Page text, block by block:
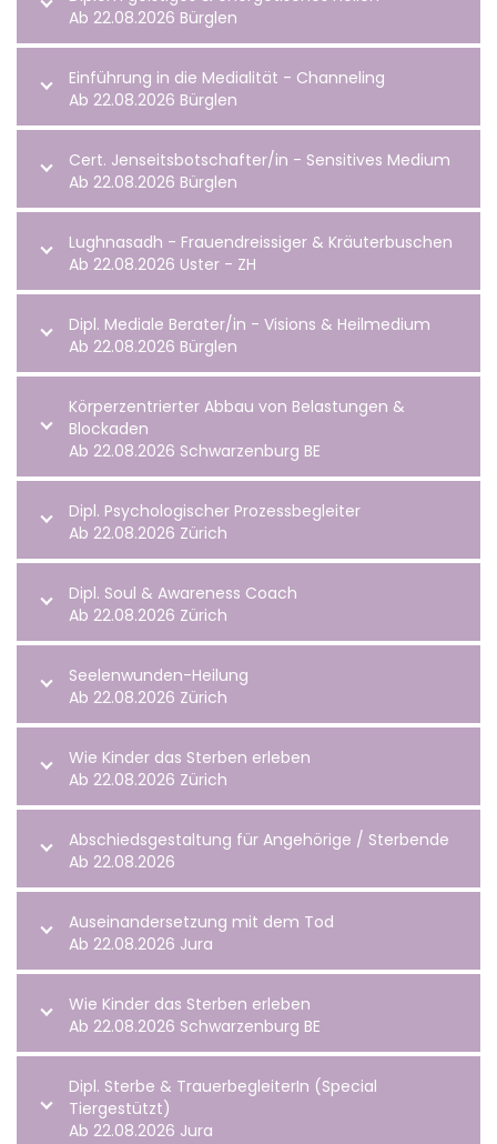
Ab 22.08.2026 Bürglen
Einführung in die Medialität - Channeling
Ab 22.08.2026 Bürglen
Cert. Jenseitsbotschafter/in - Sensitives Medium
Ab 22.08.2026 Bürglen
Lughnasadh - Frauendreissiger & Kräuterbuschen
Ab 22.08.2026 Uster - ZH
Dipl. Mediale Berater/in - Visions & Heilmedium
Ab 22.08.2026 Bürglen
Körperzentrierter Abbau von Belastungen &
Blockaden
Ab 22.08.2026 Schwarzenburg BE
Dipl. Psychologischer Prozessbegleiter
Ab 22.08.2026 Zürich
Dipl. Soul & Awareness Coach
Ab 22.08.2026 Zürich
Seelenwunden-Heilung
Ab 22.08.2026 Zürich
Wie Kinder das Sterben erleben
Ab 22.08.2026 Zürich
Abschiedsgestaltung für Angehörige / Sterbende
Ab 22.08.2026
Auseinandersetzung mit dem Tod
Ab 22.08.2026 Jura
Wie Kinder das Sterben erleben
Ab 22.08.2026 Schwarzenburg BE
Dipl. Sterbe & TrauerbegleiterIn (Special
Tiergestützt)
Ab 22.08.2026 Jura